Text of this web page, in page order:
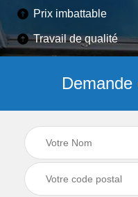
Prix imbattable
Travail de qualité